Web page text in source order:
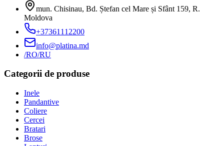
mun. Chisinau, Bd. Ștefan cel Mare și Sfânt 159, R.
Moldova
+37361112200
info@platina.md
/RO/RU
Categorii de produse
Inele
Pandantive
Coliere
Cercei
Bratari
Brose